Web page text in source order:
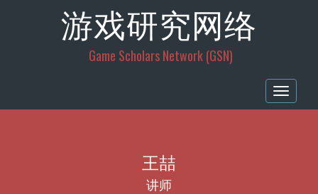
游戏研究网络
Game Scholars Network (GSN)
王喆
讲师